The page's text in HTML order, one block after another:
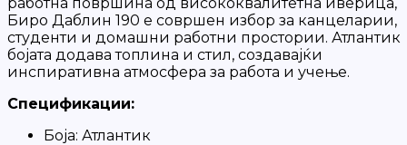
Биро Даблин 190 е совршен избор за канцеларии,
студенти и домашни работни простории. Атлантик
бојата додава топлина и стил, создавајќи
инспиративна атмосфера за работа и учење.
Спецификации:
Боја: Атлантик